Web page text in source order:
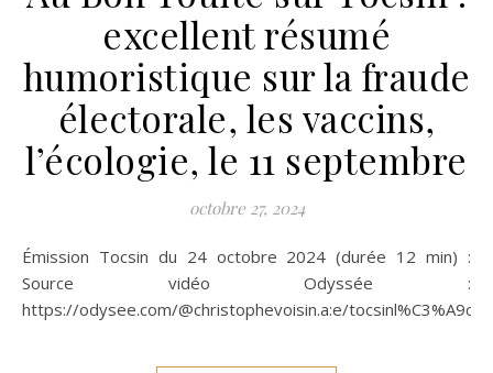
excellent résumé
humoristique sur la fraude
électorale, les vaccins,
l’écologie, le 11 septembre
octobre 27, 2024
Émission Tocsin du 24 octobre 2024 (durée 12 min) :
Source vidéo Odyssée :
https://odysee.com/@christophevoisin.a:e/